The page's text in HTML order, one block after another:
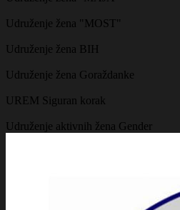
Udruženje žena "MOST"
Udruženje žena BIH
Udruženje žena Goraždanke
UREM Siguran korak
Udruženje aktivnih žena Gender